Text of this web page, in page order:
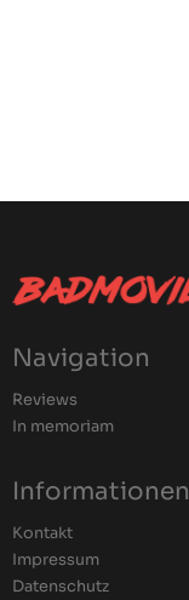
Navigation
Reviews
In memoriam
Informationen
Kontakt
Impressum
Datenschutz